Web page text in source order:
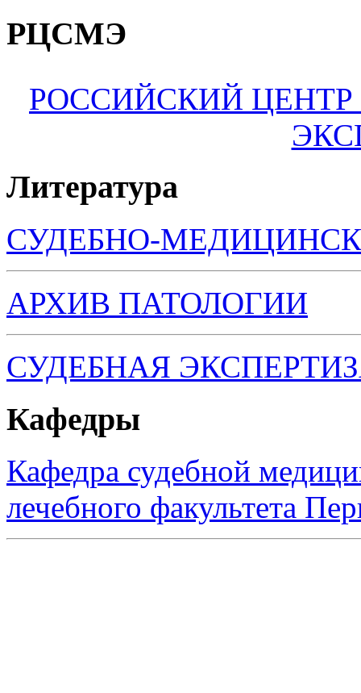
РЦСМЭ
РОССИЙСКИЙ
Литература
СУДЕБНО-
АРХИВ ПАТОЛОГИИ
СУДЕБНАЯ
Кафедры
Кафедра судебной
лечебного факультета